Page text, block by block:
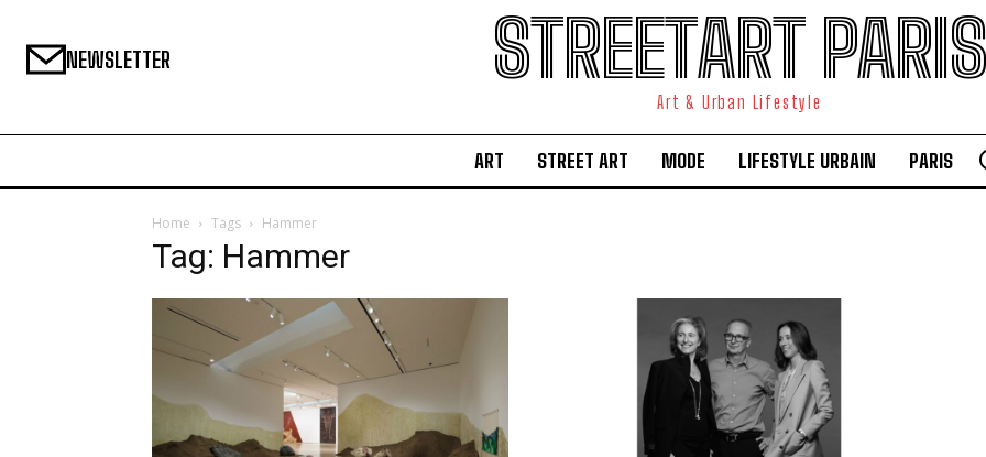
NEWSLETTER STREETART PARIS
Art & Urban Lifestyle
ART STREET ART MODE LIFESTYLE URBAIN PARIS
Home Tags Hammer
Tag: Hammer